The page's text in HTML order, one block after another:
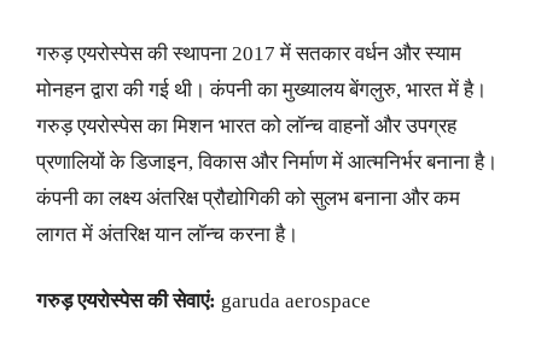
गरुड़ एयरोस्पेस की स्थापना 2017 में सतकार वर्धन और स्याम
मोनहन द्वारा की गई थी। कंपनी का मुख्यालय बेंगलुरु, भारत में है।
गरुड़ एयरोस्पेस का मिशन भारत को लॉन्च वाहनों और उपग्रह
प्रणालियों के डिजाइन, विकास और निर्माण में आत्मनिर्भर बनाना है।
कंपनी का लक्ष्य अंतरिक्ष प्रौद्योगिकी को सुलभ बनाना और कम
लागत में अंतरिक्ष यान लॉन्च करना है।
गरुड़ एयरोस्पेस की सेवाएं: garuda aerospace